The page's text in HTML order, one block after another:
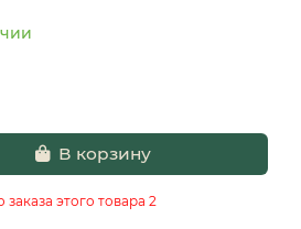
В корзину
этого товара 2